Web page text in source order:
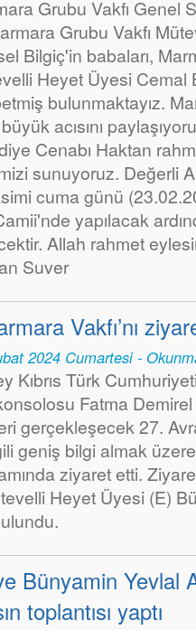
Grubu Vakfı Genel
Grubu Vakfı
Bilgiç'in babaları,
Heyet Üyesi Cemal
bulunmaktayız.
acısını
Cenabı Haktan
sunuyoruz. Değerli
cuma günü
yapılacak
Allah rahmet
Suver
Vakfı’nı
2024 Cumartesi -
Kıbrıs Türk
Fatma
gerçekleşecek 27.
geniş bilgi almak
ziyaret etti.
Heyet Üyesi (E)
Bünyamin Yevlal
toplantısı yaptı